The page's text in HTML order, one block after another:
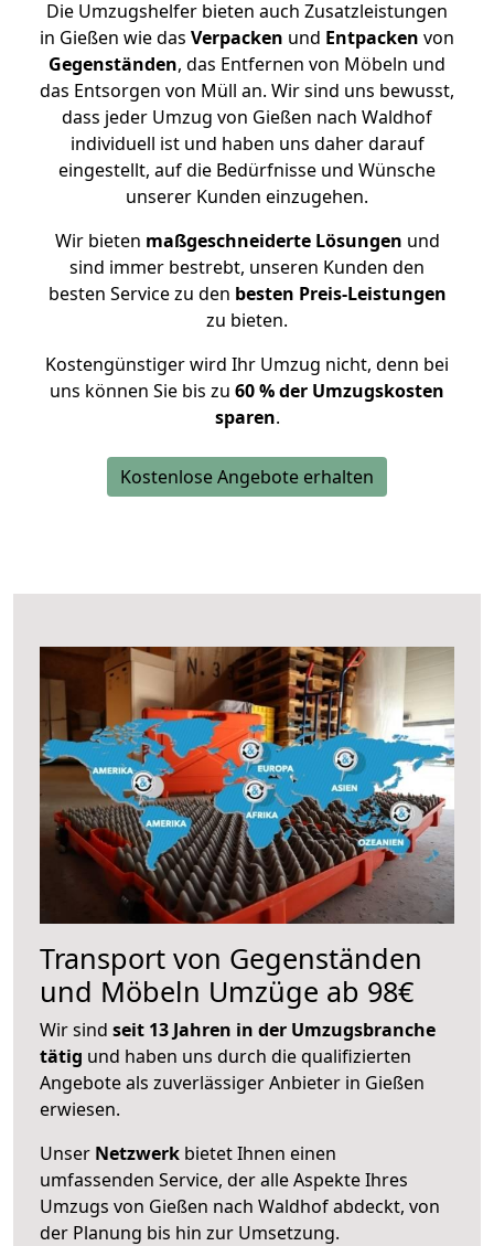
Die Umzugshelfer bieten auch Zusatzleistungen
in Gießen wie das Verpacken und Entpacken von
Gegenständen, das Entfernen von Möbeln und
das Entsorgen von Müll an. Wir sind uns bewusst,
dass jeder Umzug von Gießen nach Waldhof
individuell ist und haben uns daher darauf
eingestellt, auf die Bedürfnisse und Wünsche
unserer Kunden einzugehen.
Wir bieten maßgeschneiderte Lösungen und
sind immer bestrebt, unseren Kunden den
besten Service zu den besten Preis-Leistungen
zu bieten.
Kostengünstiger wird Ihr Umzug nicht, denn bei
uns können Sie bis zu 60 % der Umzugskosten
sparen.
Kostenlose Angebote erhalten
Transport von Gegenständen
und Möbeln Umzüge ab 98€
Wir sind seit 13 Jahren in der Umzugsbranche
tätig und haben uns durch die qualifizierten
Angebote als zuverlässiger Anbieter in Gießen
erwiesen.
Unser Netzwerk bietet Ihnen einen
umfassenden Service, der alle Aspekte Ihres
Umzugs von Gießen nach Waldhof abdeckt, von
der Planung bis hin zur Umsetzung.